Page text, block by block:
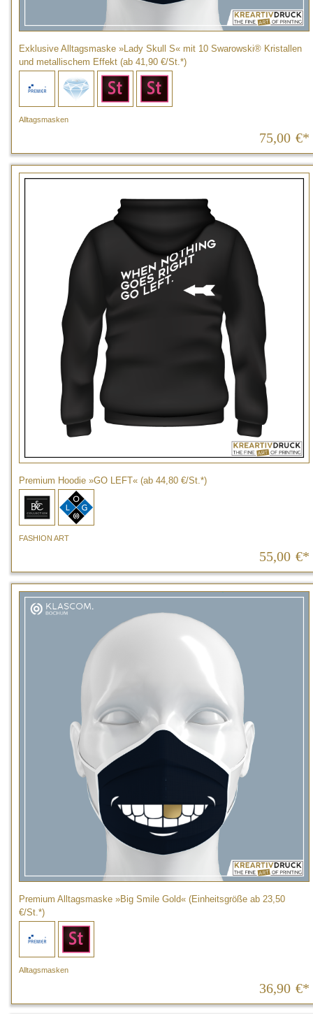
Exklusive Alltagsmaske »Lady Skull S« mit 10 Swarowski® Kristallen
und metallischem Effekt (ab 41,90 €/St.*)
Alltagsmasken
75,00 €*
Premium Hoodie »GO LEFT« (ab 44,80 €/St.*)
FASHION ART
55,00 €*
Premium Alltagsmaske »Big Smile Gold« (Einheitsgröße ab 23,50
€/St.*)
Alltagsmasken
36,90 €*